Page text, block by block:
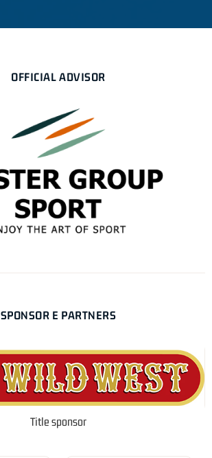
OFFICIAL ADVISOR
SPONSOR E PARTNERS
Title sponsor